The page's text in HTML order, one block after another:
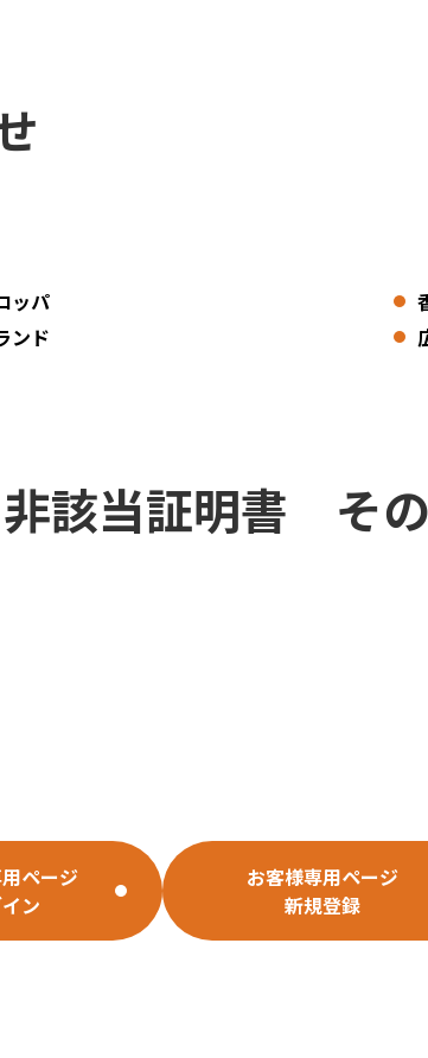
ッパ
ンド
該当証明書 そ
ページ
ン
お客様専用ページ
新規登録